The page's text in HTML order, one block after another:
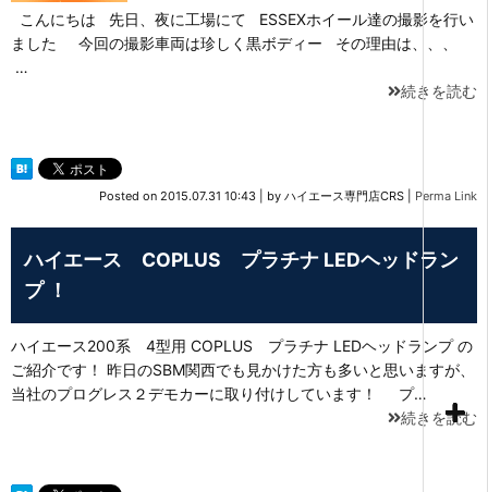
こんにちは 先日、夜に工場にて ESSEXホイール達の撮影を行い
ました 今回の撮影車両は珍しく黒ボディー その理由は、、、
…
続きを読む
Posted on 2015.07.31 10:43 by ハイエース専門店CRS Perma Link
ハイエース COPLUS プラチナ LEDヘッドラン
プ ！
ハイエース200系 4型用 COPLUS プラチナ LEDヘッドランプ の
ご紹介です！ 昨日のSBM関西でも見かけた方も多いと思いますが、
当社のプログレス２デモカーに取り付けしています！ プ…
続きを読む